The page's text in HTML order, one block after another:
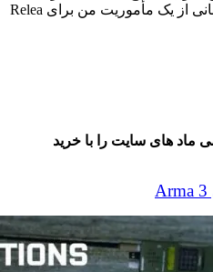
Syndikat همانطور که برای پشتیبانی از یک مأموریت من برای Relea
ماد های سایت را با خرید